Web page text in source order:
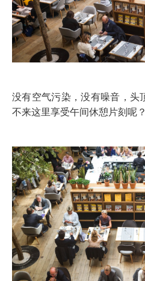
没有空气污染，没有噪音，头顶上是蓝色的天空，为什么
不来这里享受午间休憩片刻呢？